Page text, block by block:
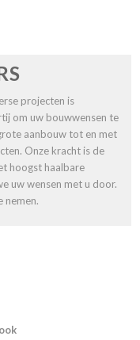
projecten is
om uw bouwwensen te
aanbouw tot en met
Onze kracht is de
hoogst haalbare
uw wensen met u door.
nemen.